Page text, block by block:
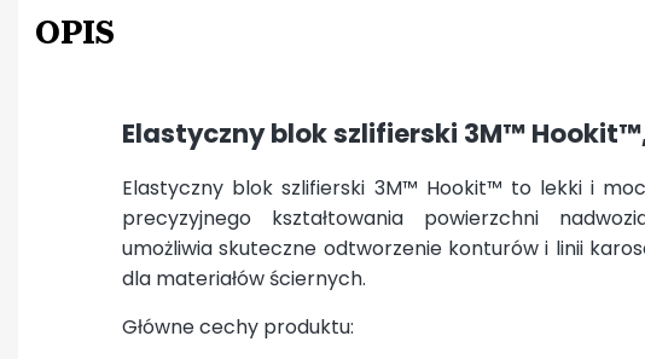
OPIS
Elastyczny blok szlifierski 3M™
Elastyczny blok szlifierski 3M™ Hookit™ to lekki i
precyzyjnego kształtowania powierzchni
umożliwia skuteczne odtworzenie konturów i linii
dla materiałów ściernych.
Główne cechy produktu: